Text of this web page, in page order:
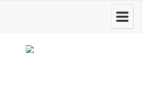
Toggle